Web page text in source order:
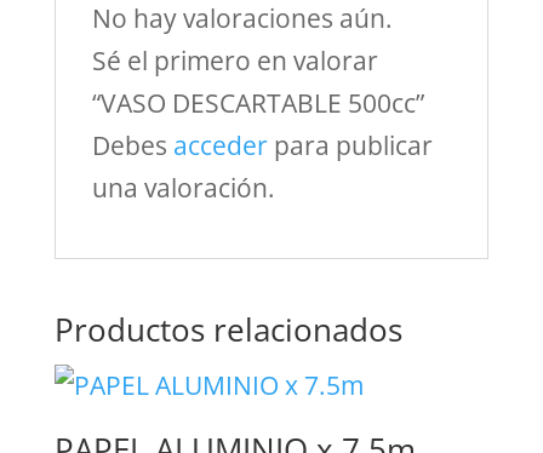
No hay valoraciones aún.
Sé el primero en valorar
“VASO DESCARTABLE 500cc”
Debes accederpara publicar
una valoración.
Productos relacionados